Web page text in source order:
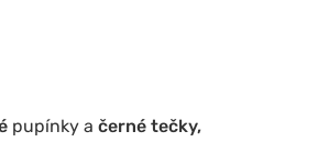
pupínky a černé tečky,